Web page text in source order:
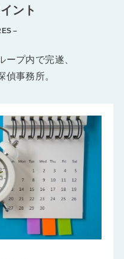
ント
–
ープ内で完遂、
偵事務所。